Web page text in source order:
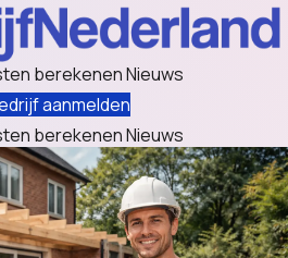
berekenenNieuws
aanmelden
berekenenNieuws